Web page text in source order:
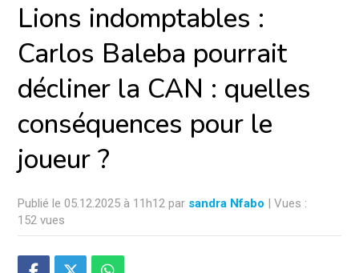
Lions indomptables :
Carlos Baleba pourrait
décliner la CAN : quelles
conséquences pour le
joueur ?
Publié le 05.12.2025 à 11h12 par sandra Nfabo | Vues :
152 vues